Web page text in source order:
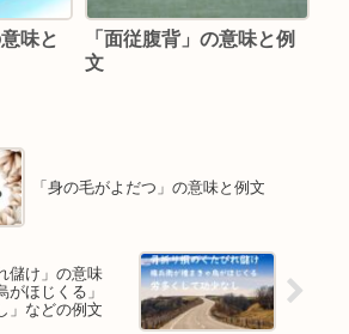
味と
「面従腹背」の意味と例
文
「身の毛がよだつ」の意味と例文
儲け」の意味
がほじくる」
」などの例文